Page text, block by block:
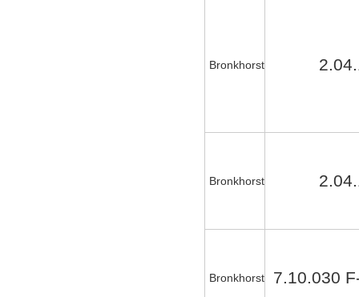
Bronkhorst
Bronkhorst
Bronkhorst 7.10.030